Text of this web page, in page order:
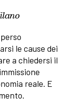
le cause dei
a chiedersi il
reale. E